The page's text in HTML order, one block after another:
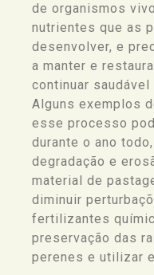
de organismos
nutrientes que as
desenvolver, e
a manter e
continuar
Alguns exemplos
esse processo
durante o ano
degradação e
material de
diminuir
fertilizantes
preservação das
perenes e utilizar